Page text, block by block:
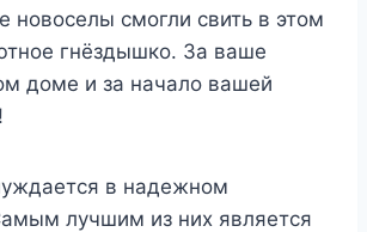
новоселы смогли свить в этом
гнёздышко. За ваше
доме и за начало вашей
в надежном
лучшим из них является